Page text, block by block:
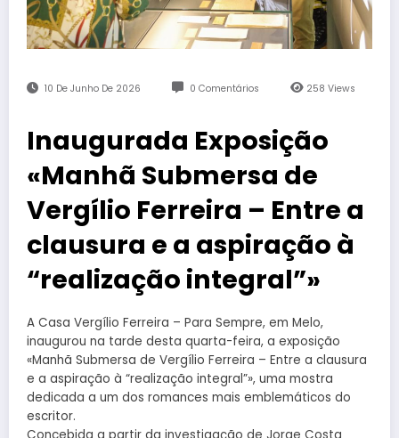
10 De Junho De 2026 0 Comentários 258Views
Inaugurada Exposição
«Manhã Submersa de
Vergílio Ferreira – Entre a
clausura e a aspiração à
“realização integral”»
A Casa Vergílio Ferreira – Para Sempre, em Melo,
inaugurou na tarde desta quarta-feira, a exposição
«Manhã Submersa de Vergílio Ferreira – Entre a clausura
e a aspiração à “realização integral”», uma mostra
dedicada a um dos romances mais emblemáticos do
escritor.